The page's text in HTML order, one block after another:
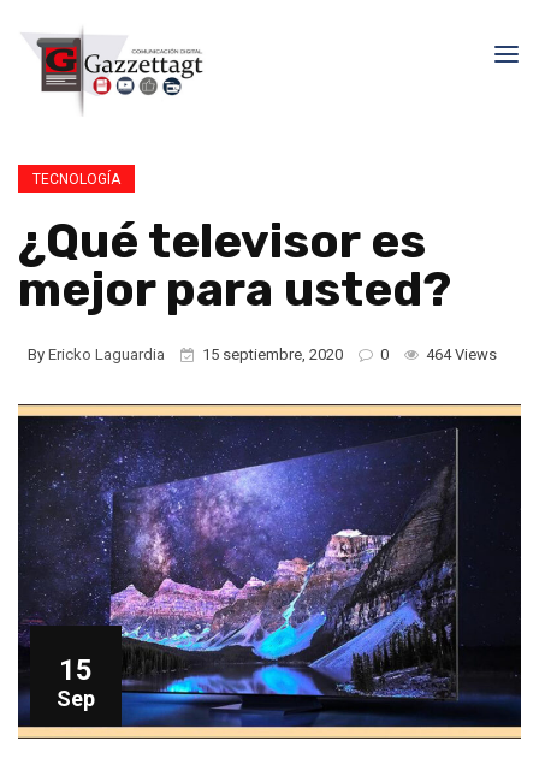
TECNOLOGÍA
¿Qué televisor es
mejor para usted?
By Ericko Laguardia 15 septiembre, 2020 0 464 Views
15
Sep